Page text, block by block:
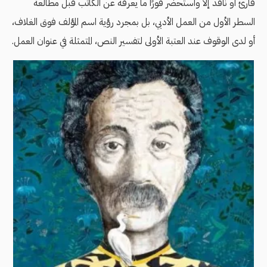
قارئ أو ناقد إلا واستحضر فورًا ما يعرفه عن الكاتب قبل مطالعة
السطر الأول من العمل الأدبي، بل بمجرد رؤية اسم المؤلف فوق الغلاف،
أو لدى الوقوف عند العتبة الأولى لتفسير النص، المتمثلة في عنوان العمل.